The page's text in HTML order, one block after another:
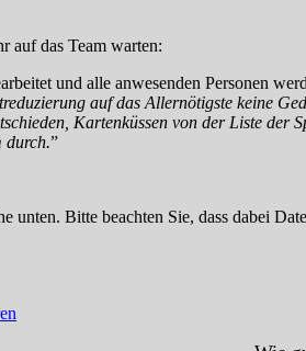
auf das Team warten:
und alle anwesenden Personen
auf das Allernötigste keine
Kartenküssen von der Liste der
durch.”
Bitte beachten Sie, dass dabei